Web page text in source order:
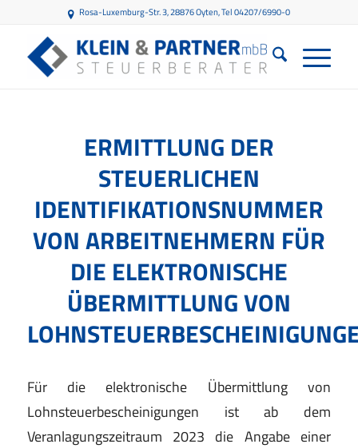
Rosa-Luxemburg-Str. 3, 28876 Oyten, Tel 04207/6990-0
ERMITTLUNG DER
STEUERLICHEN
IDENTIFIKATIONSNUMMER
VON ARBEITNEHMERN FÜR
DIE ELEKTRONISCHE
ÜBERMITTLUNG VON
Für die elektronische Übermittlung von
Lohnsteuerbescheinigungen ist ab dem
Veranlagungszeitraum 2023 die Angabe einer